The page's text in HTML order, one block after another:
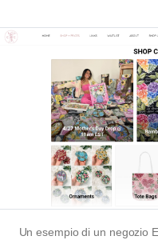
Un esempio di un negozio